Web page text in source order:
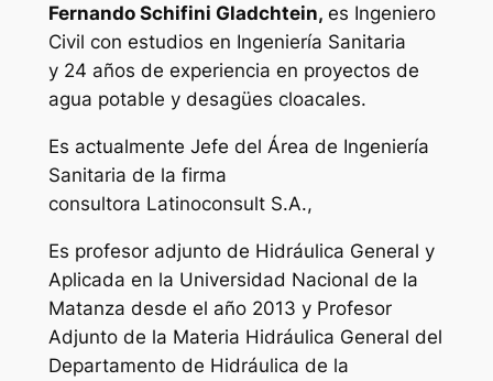
Fernando Schifini Gladchtein, es Ingeniero
Civil con estudios en Ingeniería Sanitaria
y 24 años de experiencia en proyectos de
agua potable y desagües cloacales.
Es actualmente Jefe del Área de Ingeniería
Sanitaria de la firma
consultora Latinoconsult S.A.,
Es profesor adjunto de Hidráulica General y
Aplicada en la Universidad Nacional de la
Matanza desde el año 2013 y Profesor
Adjunto de la Materia Hidráulica General del
Departamento de Hidráulica de la